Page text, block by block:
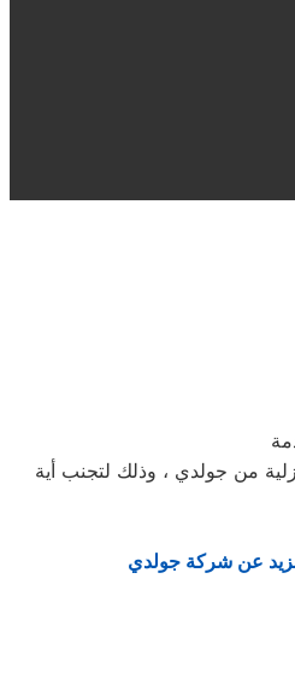
من جولدي ، وذلك لتجنب أية
عن شركة جولدي